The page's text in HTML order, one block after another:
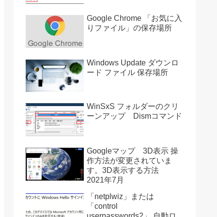
Google Chrome 「お気に入
りファイル」の保存場所
Windows Update ダウンロ
ード ファイル 保存場所
WinSxS フォルダーのクリ
ーンアップ Dismコマンド
Googleマップ 3D表示 操
作方法が変更されていま
す。3D表示する方法
2021年7月
「netplwiz」または
「control